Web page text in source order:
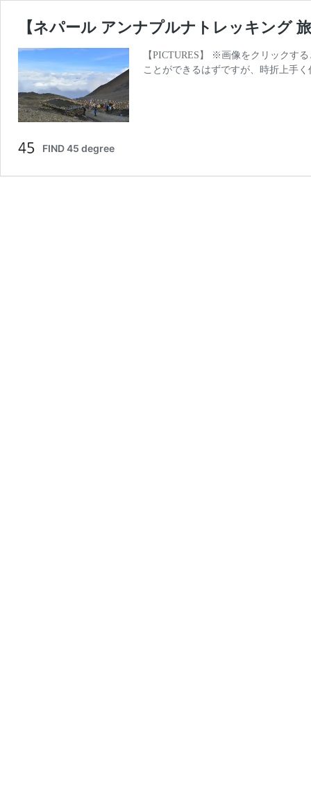
【ネパール アンナプルナトレッキング
【PICTURES】 ※画像をクリックす
ことができるはずですが、時折上手
FIND 45 degree